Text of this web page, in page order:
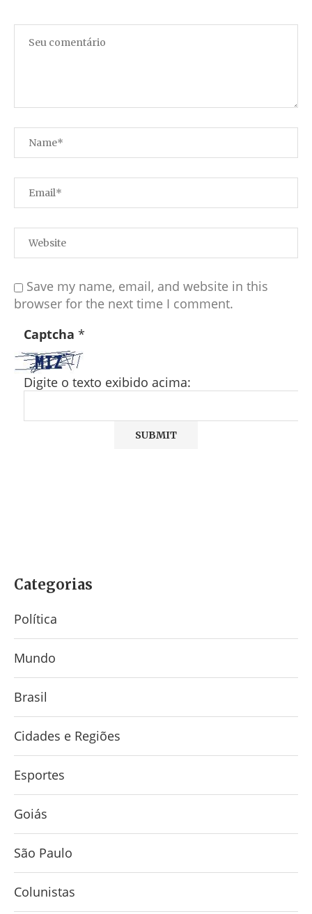
Save my name, email, and website in this
browser for the next time I comment.
Captcha *
Digite o texto exibido acima:
Categorias
Política
Mundo
Brasil
Cidades e Regiões
Esportes
Goiás
São Paulo
Colunistas